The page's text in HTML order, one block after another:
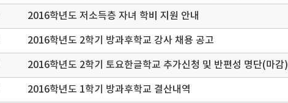
2016학년도 저소득층 자녀 학비 지원 안내
2016학년도 2학기 방과후학교 강사 채용 공고
2016학년도 2학기 토요한글학교 추가신청 및 반편성 명단(마감)
2016학년도 1학기 방과후학교 결산내역